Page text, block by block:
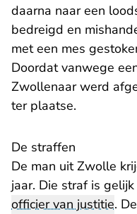
daarna naar een
bedreigd en
met een mes
Doordat vanwege
Zwollenaar werd
ter plaatse.
De straffen
De man uit Zwolle
jaar. Die straf is
officier van justitie.